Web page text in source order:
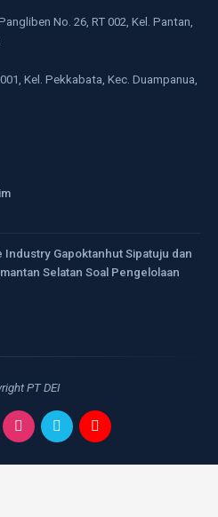
No. 26, RT 002, Kel. Pantan,
Kel. Pekkabata, Kec. Duampanua,
Industry Gapoktanhut Sipatuju dan
Selatan Soal Pengelolaan
PT DEI